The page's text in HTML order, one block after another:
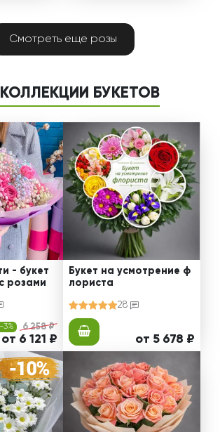
Смотреть еще розы
БУКЕТОВ
- букет
розами
-3% 6 258 ₽
от 6 121 ₽
Букет на усмотрение ф
лориста
28
от 5 678 ₽